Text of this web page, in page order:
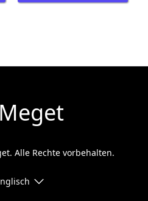
Meget
Alle Rechte vorbehalten.